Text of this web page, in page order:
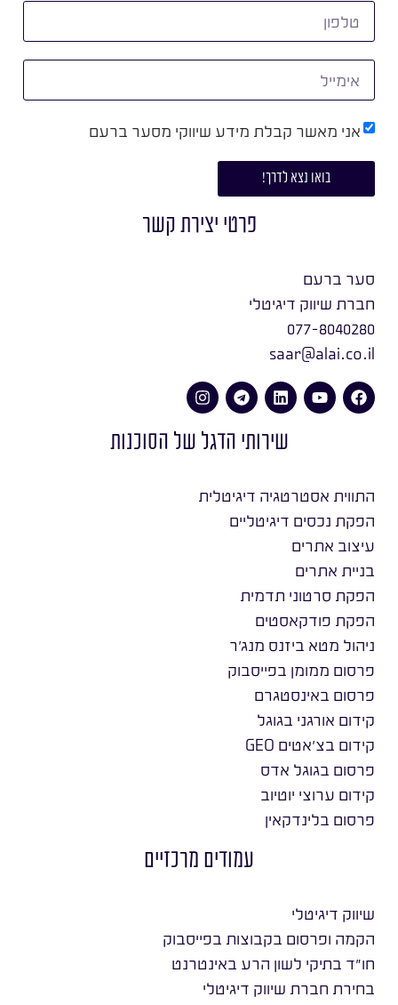
אני מאשר קבלת מידע שיווקי מסער ברעם
בואו נצא לדרך!
פרטי יצירת קשר
סער ברעם
חברת שיווק דיגיטלי
077-8040280
saar@alai.co.il
שירותי הדגל של הסוכנות
התווית אסטרטגיה דיגיטלית
הפקת נכסים דיגיטליים
עיצוב אתרים
בניית אתרים
הפקת סרטוני תדמית
הפקת פודקאסטים
ניהול מטא ביזנס מנג׳ר
פרסום ממומן בפייסבוק
פרסום באינסטגרם
קידום אורגני בגוגל
קידום בצ׳אטים GEO
פרסום בגוגל אדס
קידום ערוצי יוטיוב
פרסום בלינדקאין
עמודים מרכזיים
שיווק דיגיטלי
הקמה ופרסום בקבוצות בפייסבוק
חו״ד בתיקי לשון הרע באינטרנט
בחירת חברת שיווק דיגיטלי